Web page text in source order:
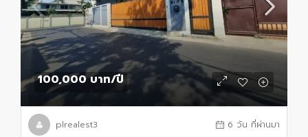
100,000 บาท/ปี
plrealest3 6 วัน ที่ผ่านมา